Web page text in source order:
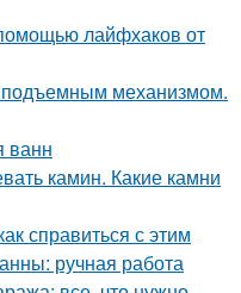
лайфхаков от
подъемным механизмом.
ванн
камин. Какие камни
справиться с этим
ручная работа